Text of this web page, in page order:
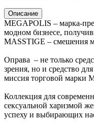
Описание
MEGAPOLIS – марка-
модном бизнесе,
MASSTIGE – смешения
Оправа – не только
зрения, но и средство
миссия торговой марки
Коллекция для
сексуальной харизмой
успеху и выбирающих